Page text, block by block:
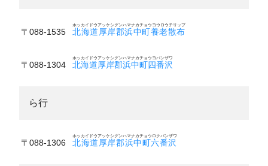
〒088-1535 北海道厚岸郡浜中町養老散布
ホッカイドウアッケシグンハマナカチョウヨウロウチリップ
〒088-1304 北海道厚岸郡浜中町四番沢
ホッカイドウアッケシグンハマナカチョウヨバンザワ
ら行
〒088-1306 北海道厚岸郡浜中町六番沢
ホッカイドウアッケシグンハマナカチョウロクバンザワ